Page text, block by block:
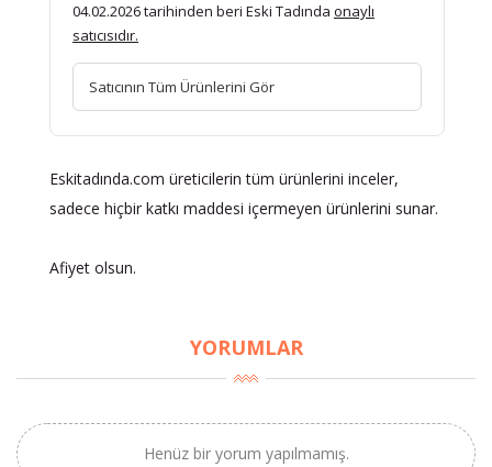
04.02.2026 tarihinden beri Eski Tadında onaylı
satıcısıdır.
Satıcının Tüm Ürünlerini Gör
Eskitadında.com üreticilerin tüm ürünlerini inceler,
sadece hiçbir katkı maddesi içermeyen ürünlerini sunar.
Afiyet olsun.
YORUMLAR
Henüz bir yorum yapılmamış.